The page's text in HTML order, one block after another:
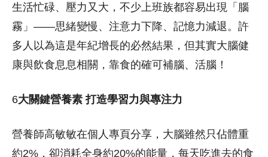
生活忙碌、壓力又大，不少上班族都容易出現「腦
霧」——思緒變慢、注意力下降、記憶力減退。許
多人以為這是年紀增長的必然結果，但其實大腦健
康與飲食息息相關，靠食的確可補腦、活腦！
6大關鍵營養素 打造學習力與專注力
營養師高敏敏在個人專頁分享，大腦雖然只佔體重
約2%，卻消耗全身約20%的能量，每天吃進去的食